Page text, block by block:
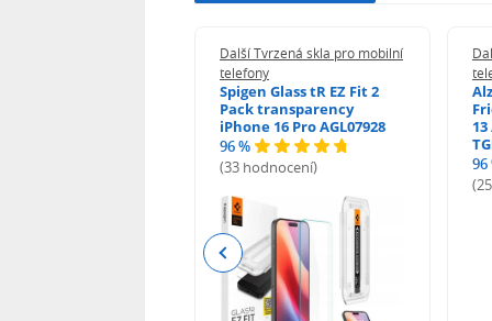
Další Tvrzená skla pro mobilní
telefony
Spigen Glass tR EZ Fit 2
Pack transparency
iPhone 16 Pro AGL07928
96 %
(33 hodnocení)
96
Previous